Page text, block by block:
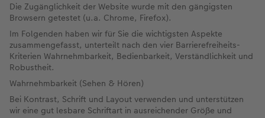
CEWE myPhotos
Gestaltungsideen
Inspiration
Wandgestaltung
Mehrteiler
Neuheiten
Karte mit Einsteckfoto
Einzelkarten
CEWE myPhotos
Kundenbeispiele
CEWE myPhotos
Fotowettbewerbe
Faszination Fotografie
Die Zugänglichkeit der Website wurde mit den gängigsten
Browsern getestet (u.a. Chrome, Firefox).
Im Folgenden haben wir für Sie die wichtigsten Aspekte
zusammengefasst, unterteilt nach den vier Barrierefreiheits-
Kriterien Wahrnehmbarkeit, Bedienbarkeit, Verständlichkeit und
Robustheit.
Wahrnehmbarkeit (Sehen & Hören)
Bei Kontrast, Schrift und Layout verwenden und unterstützen
wir eine gut lesbare Schriftart in ausreichender Größe und